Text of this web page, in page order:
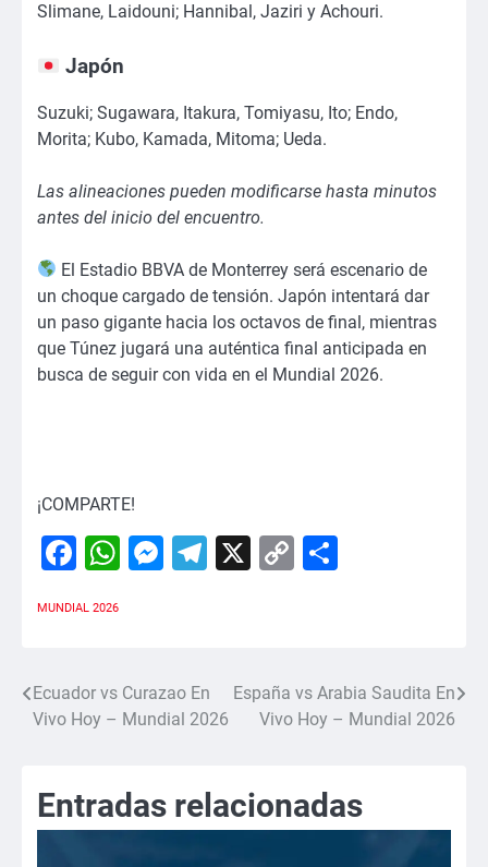
Slimane, Laidouni; Hannibal, Jaziri y Achouri.
Japón
Suzuki; Sugawara, Itakura, Tomiyasu, Ito; Endo,
Morita; Kubo, Kamada, Mitoma; Ueda.
Las alineaciones pueden modificarse hasta minutos
antes del inicio del encuentro.
El Estadio BBVA de Monterrey será escenario de
un choque cargado de tensión. Japón intentará dar
un paso gigante hacia los octavos de final, mientras
que Túnez jugará una auténtica final anticipada en
busca de seguir con vida en el Mundial 2026.
¡COMPARTE!
Facebook
WhatsApp
Messenger
Telegram
X
Copy
MUNDIAL 2026
Navegación
Ecuador vs Curazao En
Vivo Hoy – Mundial 2026
España vs Arabia Saudita En
Vivo Hoy – Mundial 2026
Entradas relacionadas